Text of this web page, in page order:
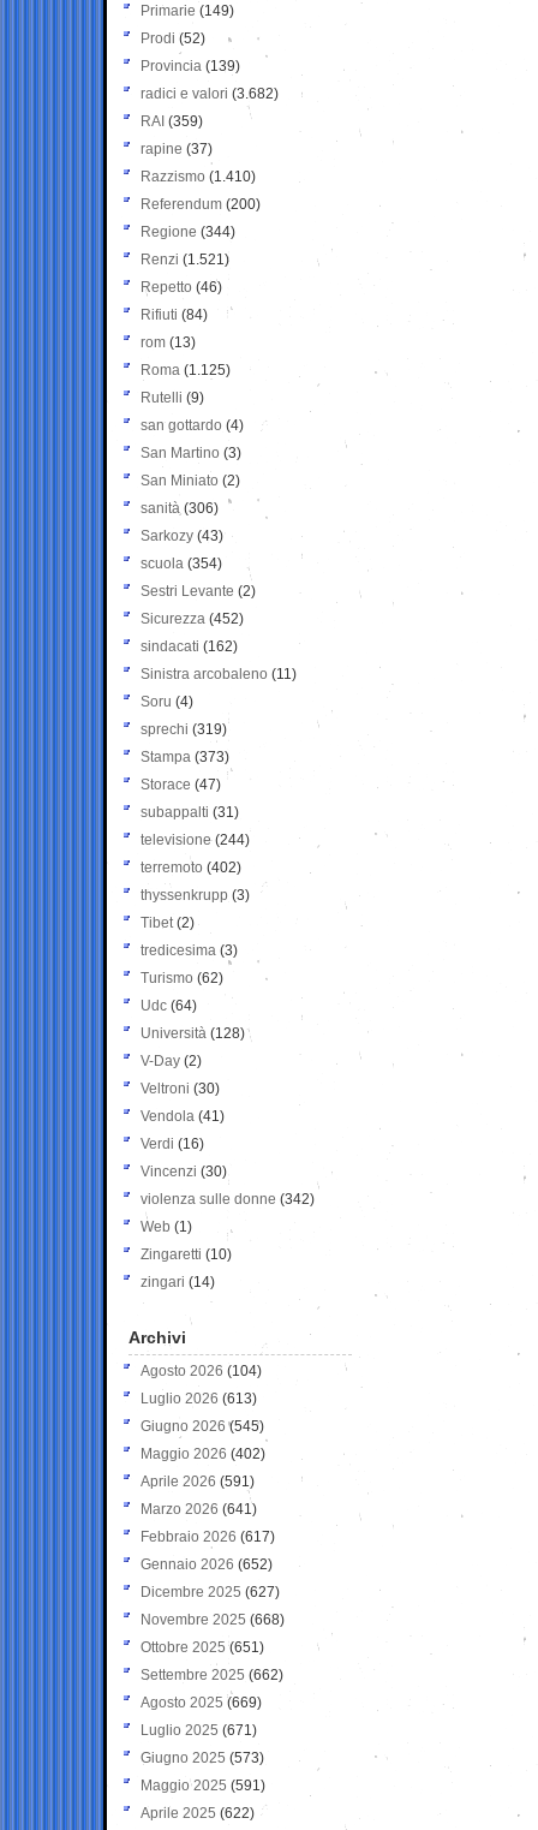
Primarie (149)
Prodi (52)
Provincia (139)
radici e valori (3.682)
RAI (359)
rapine (37)
Razzismo (1.410)
Referendum (200)
Regione (344)
Renzi (1.521)
Repetto (46)
Rifiuti (84)
rom (13)
Roma (1.125)
Rutelli (9)
san gottardo (4)
San Martino (3)
San Miniato (2)
sanità (306)
Sarkozy (43)
scuola (354)
Sestri Levante (2)
Sicurezza (452)
sindacati (162)
Sinistra arcobaleno (11)
Soru (4)
sprechi (319)
Stampa (373)
Storace (47)
subappalti (31)
televisione(244)
terremoto (402)
thyssenkrupp (3)
Tibet(2)
tredicesima (3)
Turismo (62)
Udc (64)
Università (128)
V-Day (2)
Veltroni (30)
Vendola (41)
Verdi (16)
Vincenzi (30)
violenza sulle donne (342)
Web (1)
Zingaretti (10)
zingari (14)
Archivi
Agosto 2026 (104)
Luglio 2026 (613)
Giugno 2026 (545)
Maggio 2026 (402)
Aprile 2026 (591)
Marzo 2026 (641)
Febbraio 2026 (617)
Gennaio 2026 (652)
Dicembre 2025 (627)
Novembre 2025 (668)
Ottobre 2025 (651)
Settembre 2025 (662)
Agosto 2025 (669)
Luglio 2025 (671)
Giugno 2025 (573)
Maggio 2025 (591)
Aprile 2025 (622)